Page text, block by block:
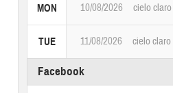
MON 10/08/2026 cielo claro
TUE 11/08/2026 cielo claro
Facebook